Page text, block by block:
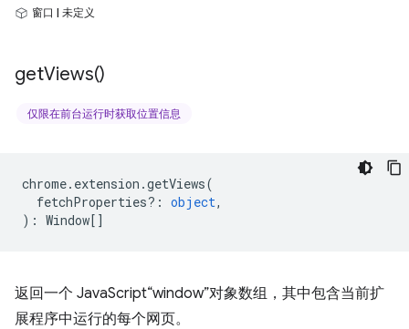
窗口 | 未定义
getViews()
仅限在前台运行时获取位置信息
chrome. extension .getViews(
fetchProperties? : object,
) : Window[]
返回一个 JavaScript“window”对象数组，其中包含当前扩
展程序中运行的每个网页。